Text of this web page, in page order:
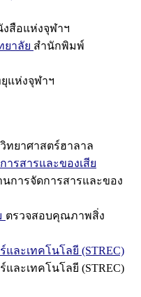
สือแห่งจุฬาฯ
าลัย สำนักพิมพ์
แห่งจุฬาฯ
ทยาศาสตร์ฮาลาล
ารสารและของเสีย
การจัดการสารและของ
ตรวจสอบคุณภาพสิ่ง
ละเทคโนโลยี (STREC)
ละเทคโนโลยี (STREC)